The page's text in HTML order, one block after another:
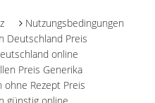
Nutzungsbedingungen
Deutschland Preis
online
Preis Generika
ohne Rezept Preis